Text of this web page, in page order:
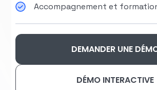
Accompagnement et
DEMANDER UNE
DÉMO INTERACTIVE